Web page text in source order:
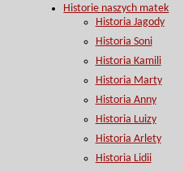
Historie naszych matek
Historia Jagody
Historia Soni
Historia Kamili
Historia Marty
Historia Anny
Historia Luizy
Historia Arlety
Historia Lidii